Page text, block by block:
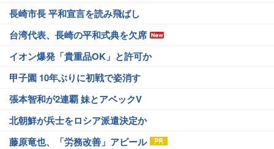
長崎市長 平和宣言を読み飛ばし
台湾代表、長崎の平和式典を欠席
イオン爆発「貴重品OK」と許可か
甲子園 10年ぶりに初戦で姿消す
張本智和が2連覇 妹とアベックV
北朝鮮が兵士をロシア派遣決定か
藤原竜也、「労務改善」アピール